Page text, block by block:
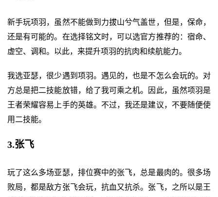
新手玩项羽，虽然不能做到力拔山兮气盖世，但是，保命，
还是有可能的。在选择铭文时，可以选官方推荐的：宿命、
虚空、调和。以此，来提升项羽的抗肉和续航能力。
我选亚瑟，很少遇到项羽。遇见的，也是不怎么会玩的。对
方总是把二技能放错，给了我可乘之机。因此，虽然项羽是
王者荣耀容易上手的英雄。不过，我还是建议，不要随便使
用二技能。
3.张飞
玩了这么多场亚瑟，排位赛中的张飞，总是最肉的。很多场
败局，都是敌方张飞会玩，抗血又抗杀。张飞，之所以是王